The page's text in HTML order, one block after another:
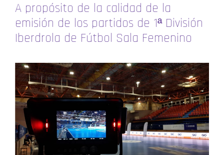
A propósito de la calidad de la
emisión de los partidos de 1ª División
Iberdrola de Fútbol Sala Femenino